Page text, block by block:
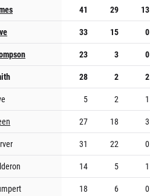
41 29 13
33 15 0
23 3 0
28 2 2
5 2 1
27 18 3
31 22 0
14 5 1
18 6 0